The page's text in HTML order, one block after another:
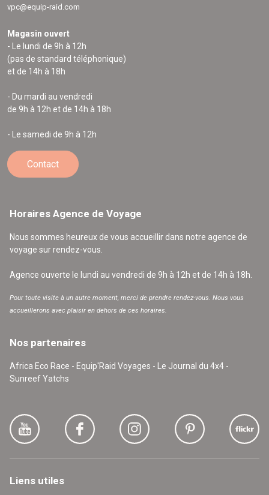
vpc@equip-raid.com
Magasin ouvert
- Le lundi de 9h à 12h
(pas de standard téléphonique)
et de 14h à 18h
- Du mardi au vendredi
de 9h à 12h et de 14h à 18h
- Le samedi de 9h à 12h
Contact
Horaires Agence de Voyage
Nous sommes heureux de vous accueillir dans notre agence de
voyage sur rendez-vous.
Agence ouverte le lundi au vendredi de 9h à 12h et de 14h à 18h.
Pour toute visite à un autre moment, merci de prendre rendez-vous. Nous vous
accueillerons avec plaisir en dehors de ces horaires.
Nos partenaires
Africa Eco Race - Equip'Raid Voyages - Le Journal du 4x4 -
Sunreef Yatchs
Liens utiles